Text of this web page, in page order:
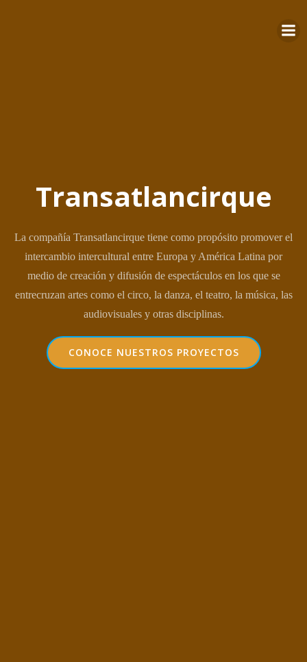
Transatlancirque
La compañía Transatlancirque tiene como propósito promover el
intercambio intercultural entre Europa y América Latina por
medio de creación y difusión de espectáculos en los que se
entrecruzan artes como el circo, la danza, el teatro, la música, las
audiovisuales y otras disciplinas.
CONOCE NUESTROS PROYECTOS